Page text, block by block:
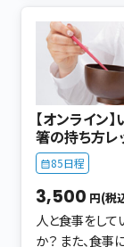
食事とは、生きてい
方に感謝 食材（命）の大切さ 食べられるありがたみ 食事のマ
ナーは、その全てに形
の財産」になります。 動作の意味を知れば、自然
す。 今から楽
す。 秘書代行？ 80社近い会社の電話取り次ぎが主な業務で
新しく入社し
す。 そんな電話対応に慣れている私ですが、 実は電話は大の
苦手でした。 顔が見えない分、どう対応したいいのかわからず
お怒りの電話対
トーンも、対
た。 この苦手を克服するため、発信専門のアルバイトにも行き
ましたが 嫌なものは嫌で、長続きせず･･･ しかし･･･ 電話に抵
抗をなくす手段を見つけました
キしたり 逃げ出したりすこともなくなりました。 ✔ 顔が見え
ない分、対応もギクシャ
【オンライン
箸の持ち方レ
85日程
3,500 円(税
人と食事をして
か？ また、食事によってお箸を使いこなせていますか？ ✔ 食